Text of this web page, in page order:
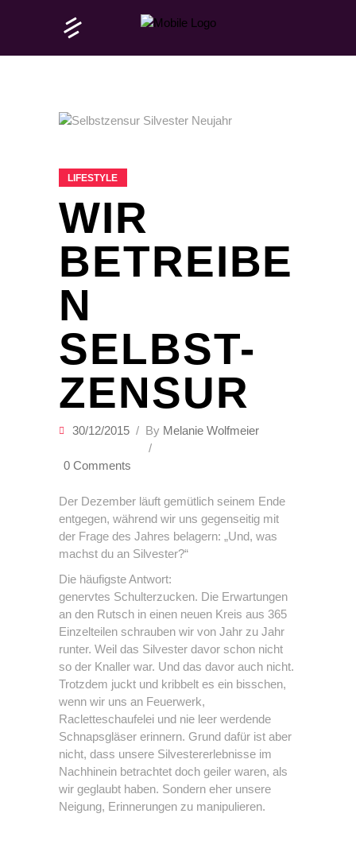
LIFESTYLE
WIR
BETREIBE
N
SELBST-
ZENSUR
30/12/2015 By Melanie Wolfmeier
0 Comments
Der Dezember läuft gemütlich seinem Ende
entgegen, während wir uns gegenseitig mit
der Frage des Jahres belagern: „Und, was
machst du an Silvester?“
Die häufigste Antwort:
genervtes Schulterzucken. Die Erwartungen
an den Rutsch in einen neuen Kreis aus 365
Einzelteilen schrauben wir von Jahr zu Jahr
runter. Weil das Silvester davor schon nicht
so der Knaller war. Und das davor auch nicht.
Trotzdem juckt und kribbelt es ein bisschen,
wenn wir uns an Feuerwerk,
Racletteschaufelei und nie leer werdende
Schnapsgläser erinnern. Grund dafür ist aber
nicht, dass unsere Silvestererlebnisse im
Nachhinein betrachtet doch geiler waren, als
wir geglaubt haben. Sondern eher unsere
Neigung, Erinnerungen zu manipulieren.